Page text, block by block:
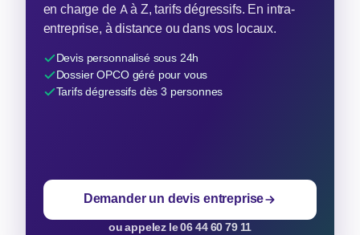
en charge de A à Z, tarifs dégressifs. En intra-
entreprise, à distance ou dans vos locaux.
Devis personnalisé sous 24h
Dossier OPCO géré pour vous
Tarifs dégressifs dès 3 personnes
Demander un devis entreprise
ou appelez le 06 44 60 79 11